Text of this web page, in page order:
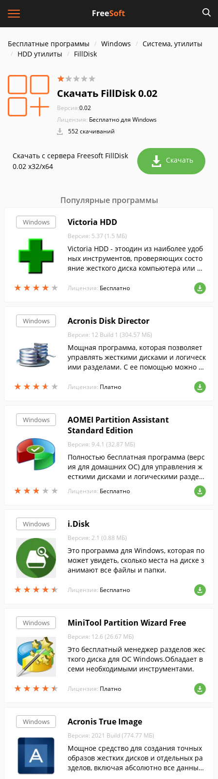
Бесплатные программы Windows
Система, утилиты
HDD утилиты
FillDisk
Скачать FillDisk 0.02
Версия:0.02
Лицензия: Бесплатно для Windows
552 скачиваний
Скачать с сервера Freesoft FillDisk
0.02 x32/x64
Скачать
Популярные программы
Windows
★ ★ ★ ★ ★
★ ★ ★ ★ ★
Victoria HDD
Версия: 5.37 (1.5 МБ)
Victoria HDD - этоодин из наиболее удоб
ных инструментов, проверяющих состо
яние жесткого диска компьютера или но
Лицензия: Бесплатно
Windows
★ ★ ★ ★ ★
★ ★ ★ ★ ★
Acronis Disk Director
Версия: 12 Build 1 (304.57 МБ)
Мощная программа, которая позволяет
управлять жесткими дисками и логическ
ими разделами. С ее помощью можно н
ков, восстановить или клонировать их....
Лицензия: Платно
Windows
★ ★ ★ ★ ★
★ ★ ★ ★ ★
AOMEI Partition Assistant
Standard Edition
Версия: 9.4.1 (32.87 МБ)
Полностью бесплатная программа (верс
ия для домашних ОС) для управления ж
есткими дисками и логическими раздел
Лицензия: Бесплатно
Windows
★ ★ ★ ★ ★
★ ★ ★ ★ ★
i.Disk
Версия: 2.1 (0.88 МБ)
Это программа для Windows, которая по
может увидеть, сколько места на диске з
анимают все файлы и папки.
Лицензия: Бесплатно
Windows
★ ★ ★ ★ ★
★ ★ ★ ★ ★
MiniTool Partition Wizard Free
Версия: 12.6 (26.67 МБ)
Это бесплатный менеджер разделов жес
ткого диска для ОС Windows.Обладает в
семи необходимыми инструментами.
Лицензия: Платно
Windows Acronis True Image
Версия: 2021 Build (774.77 МБ)
Мощное средство для создания точных
образов жестких дисков и отдельных ра
зделов, включая абсолютно все данные,